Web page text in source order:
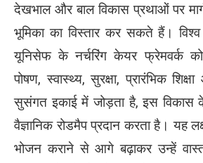
देखभाल और बाल विकास प्रथाओं पर
भूमिका का विस्तार कर सकते हैं।
यूनिसेफ के नर्चरिंग केयर फ्रेमवर्क
पोषण, स्वास्थ्य, सुरक्षा, प्रारंभिक
सुसंगत इकाई में जोड़ता है, इस विकास
वैज्ञानिक रोडमैप प्रदान करता है। यह
भोजन कराने से आगे बढ़ाकर उन्हें